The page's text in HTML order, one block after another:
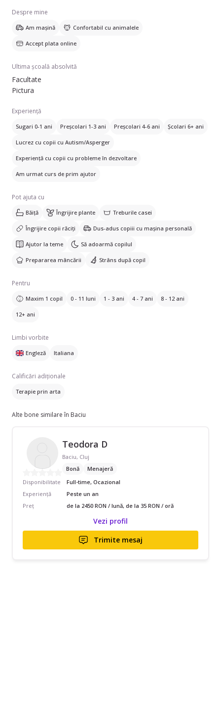
Despre mine
Am mașină Confortabil cu animalele
Accept plata online
Ultima școală absolvită
Facultate
Pictura
Experiență
Sugari 0-1 ani Preșcolari 1-3 ani Preșcolari 4-6 ani Școlari 6+ ani
Lucrez cu copii cu Autism/Asperger
Experiență cu copii cu probleme în dezvoltare
Am urmat curs de prim ajutor
Pot ajuta cu
Băiță Îngrijire plante Treburile casei
Îngrijire copii răciți Dus-adus copiii cu mașina personală
Ajutor la teme Să adoarmă copilul
Prepararea mâncării Strâns după copil
Pentru
Maxim 1 copil 0 - 11 luni 1 - 3 ani 4 - 7 ani 8 - 12 ani
12+ ani
Limbi vorbite
Engleză Italiana
Calificări adiționale
Terapie prin arta
Alte bone similare în Baciu
Teodora D
Baciu, Cluj
Bonă
Menajeră
Disponibilitate
Full-time, Ocazional
Experiență
Peste un an
Preț
de la 2450 RON / lună, de la 35 RON / oră
Vezi profil
Trimite mesaj